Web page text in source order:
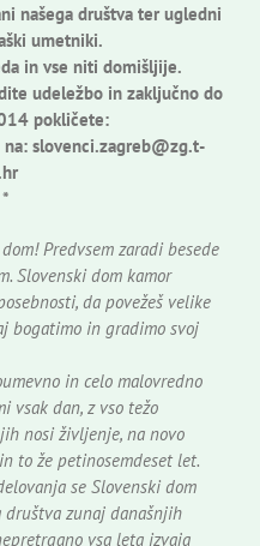
našega društva ter ugledni
umetniki.
in vse niti domišljije.
udeležbo in zaključno do
pokličete:
slovenci.zagreb@zg.t-
Predvsem zaradi besede
Slovenski dom kamor
da povežeš velike
bogatimo in gradimo svoj
in celo malovredno
vsak dan, z vso težo
nosi življenje, na novo
to že petinosemdeset let.
se Slovenski dom
društva zunaj današnjih
vsa leta izvaja